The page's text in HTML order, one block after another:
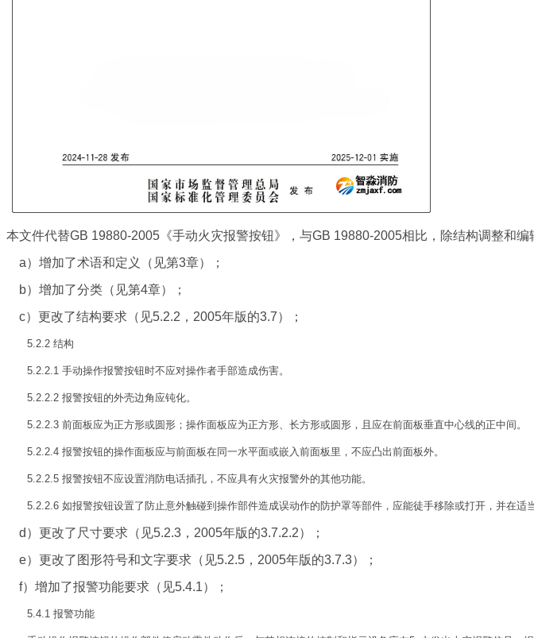
本文件代替GB 19880-2005《手动火灾报警按钮》，与GB 19880-2005相比，除结构调整和编
a）增加了术语和定义（见第3章）；
b）增加了分类（见第4章）；
c）更改了结构要求（见5.2.2，2005年版的3.7）；
5.2.2 结构
5.2.2.1 手动操作报警按钮时不应对操作者手部造成伤害。
5.2.2.2 报警按钮的外壳边角应钝化。
5.2.2.3 前面板应为正方形或圆形；操作面板应为正方形、长方形或圆形，且应在前面板垂直中心线的正中间。
5.2.2.4 报警按钮的操作面板应与前面板在同一水平面或嵌入前面板里，不应凸出前面板外。
5.2.2.5 报警按钮不应设置消防电话插孔，不应具有火灾报警外的其他功能。
5.2.2.6 如报警按钮设置了防止意外触碰到操作部件造成误动作的防护罩等部件，应能徒手移除或打开，并在适
d）更改了尺寸要求（见5.2.3，2005年版的3.7.2.2）；
e）更改了图形符号和文字要求（见5.2.5，2005年版的3.7.3）；
f）增加了报警功能要求（见5.4.1）；
5.4.1 报警功能